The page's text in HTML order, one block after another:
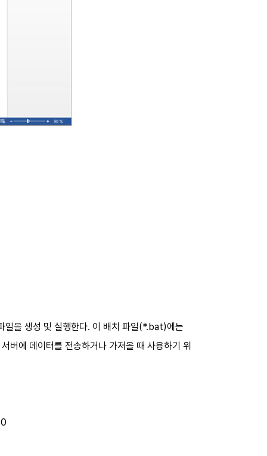
일을 생성 및 실행한다. 이 배치 파일(*.bat)에는
버에 데이터를 전송하거나 가져올 때 사용하기 위